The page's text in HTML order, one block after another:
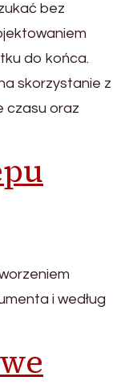
bez
do końca.
skorzystanie z
czasu oraz
i według